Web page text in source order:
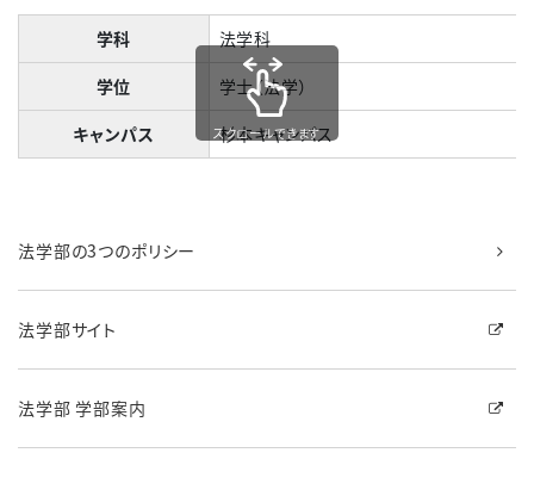
学科
法学科
学位
学士（法学）
キャンパス
杉本キャンパス
スクロールできます
法学部の3つのポリシー
法学部サイト
法学部 学部案内